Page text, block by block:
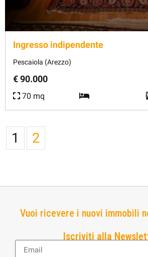
Ingresso indipendente
Pescaiola (Arezzo)
€ 90.000
70 mq
1 2
Vuoi ricevere i nuovi immobili
Iscriviti alla